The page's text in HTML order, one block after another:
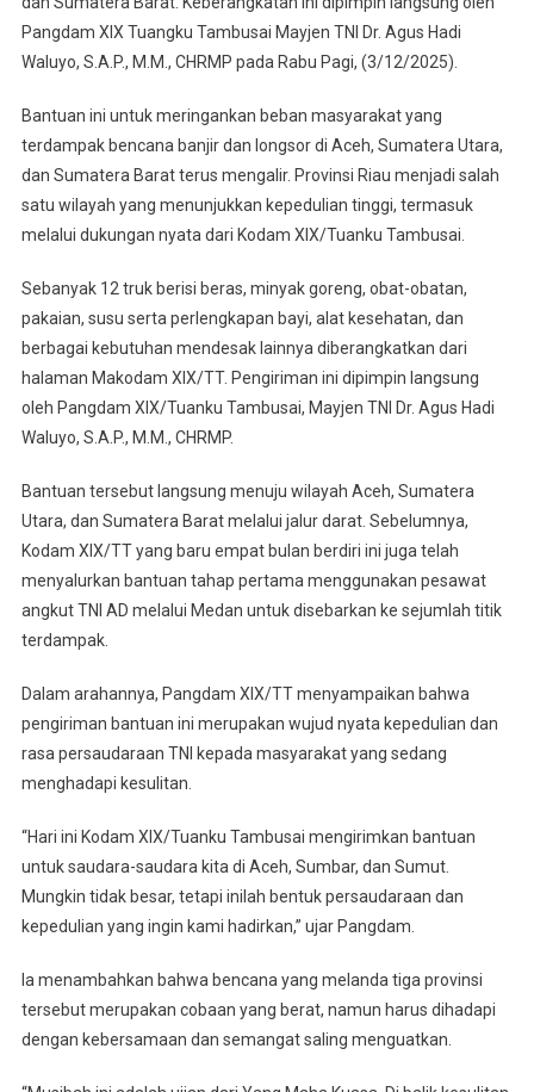
Kemanusiaan
Untuk
Banjir
Dan
Longsor
Pangdam XIX Tuangku Tambusai Mayjen TNI Dr. Agus Hadi
Waluyo, S.A.P., M.M., CHRMP pada Rabu Pagi, (3/12/2025).
Bantuan ini untuk meringankan beban masyarakat yang
terdampak bencana banjir dan longsor di Aceh, Sumatera Utara,
dan Sumatera Barat terus mengalir. Provinsi Riau menjadi salah
satu wilayah yang menunjukkan kepedulian tinggi, termasuk
melalui dukungan nyata dari Kodam XIX/Tuanku Tambusai.
Sebanyak 12 truk berisi beras, minyak goreng, obat-obatan,
pakaian, susu serta perlengkapan bayi, alat kesehatan, dan
berbagai kebutuhan mendesak lainnya diberangkatkan dari
halaman Makodam XIX/TT. Pengiriman ini dipimpin langsung
oleh Pangdam XIX/Tuanku Tambusai, Mayjen TNI Dr. Agus Hadi
Waluyo, S.A.P., M.M., CHRMP.
Bantuan tersebut langsung menuju wilayah Aceh, Sumatera
Utara, dan Sumatera Barat melalui jalur darat. Sebelumnya,
Kodam XIX/TT yang baru empat bulan berdiri ini juga telah
menyalurkan bantuan tahap pertama menggunakan pesawat
angkut TNI AD melalui Medan untuk disebarkan ke sejumlah titik
terdampak.
Dalam arahannya, Pangdam XIX/TT menyampaikan bahwa
pengiriman bantuan ini merupakan wujud nyata kepedulian dan
rasa persaudaraan TNI kepada masyarakat yang sedang
menghadapi kesulitan.
“Hari ini Kodam XIX/Tuanku Tambusai mengirimkan bantuan
untuk saudara-saudara kita di Aceh, Sumbar, dan Sumut.
Mungkin tidak besar, tetapi inilah bentuk persaudaraan dan
kepedulian yang ingin kami hadirkan,” ujar Pangdam.
Ia menambahkan bahwa bencana yang melanda tiga provinsi
tersebut merupakan cobaan yang berat, namun harus dihadapi
dengan kebersamaan dan semangat saling menguatkan.